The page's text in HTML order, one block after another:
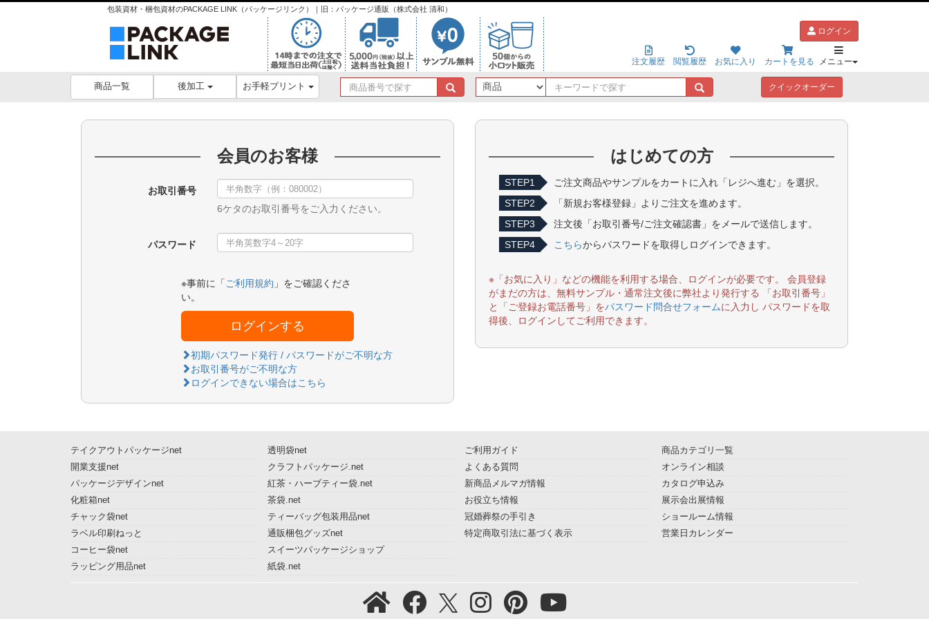
包装資材・梱包資材のPACKAGE LINK（パッケージリンク）｜旧：パッケージ通販（株式会社 清和）
ログイン
注文履歴 閲覧履歴 お気に入り カートを見る メニュー
商品一覧 後加工 お手軽プリント
商
品
キ
ー
で
探
す
クイックオーダー
会員のお客様
お取引番号
6ケタのお取引番号をご入力ください。
パスワード
※事前に「 ご利用規約 」をご確認くださ
い。
ログインする
初期パスワード発行 / パスワードがご不明な方
お取引番号がご不明な方
ログインできない場合はこちら
はじめての方
STEP1
ご注文商品やサンプルをカートに入れ「レジへ進む」を選択。
STEP2
「新規お客様登録」よりご注文を進めます。
STEP3
注文後「お取引番号/ご注文確認書」をメールで送信します。
STEP4
こちらからパスワードを取得しログインできます。
※「お気に入り」などの機能を利用する場合、ログインが必要です。 会員登録
がまだの方は、無料サンプル・通常注文後に弊社より発行する 「お取引番号」
と「ご登録お電話番号」をパスワード問合せフォームに入力し パスワードを取
得後、ログインしてご利用できます。
テイクアウトパッケージnet
開業支援net
パッケージデザインnet
化粧箱net
チャック袋net
ラベル印刷ねっと
コーヒー袋net
ラッピング用品net
透明袋net
クラフトパッケージ.net
紅茶・ハーブティー袋.net
茶袋.net
ティーバッグ包装用品net
通販梱包グッズnet
スイーツパッケージショップ
紙袋.net
ご利用ガイド
よくある質問
新商品メルマガ情報
お役立ち情報
冠婚葬祭の手引き
特定商取引法に基づく表示
商品カテゴリ一覧
オンライン相談
カタログ申込み
展示会出展情報
ショールーム情報
営業日カレンダー